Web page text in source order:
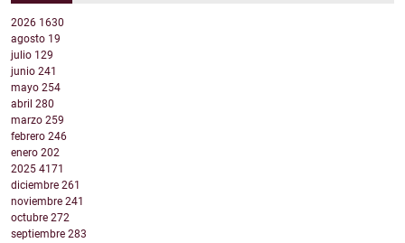
2026 1630
agosto 19
julio 129
junio 241
mayo 254
abril 280
marzo 259
febrero 246
enero 202
2025 4171
diciembre 261
noviembre 241
octubre 272
septiembre 283